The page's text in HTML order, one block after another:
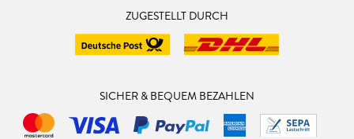
ZUGESTELLT DURCH
SICHER & BEQUEM BEZAHLEN